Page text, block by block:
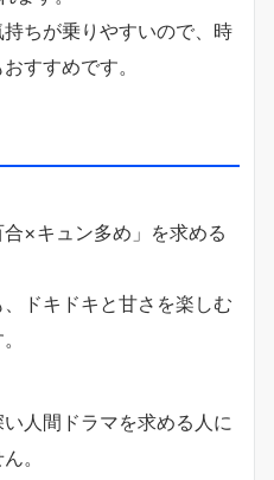
ちが乗りやすいので、時
すすめです。
×キュン多め」を求める
ドキドキと甘さを楽しむ
人間ドラマを求める人に
。